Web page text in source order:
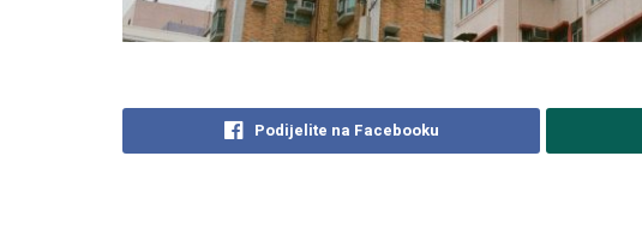
Podijelite na Facebooku